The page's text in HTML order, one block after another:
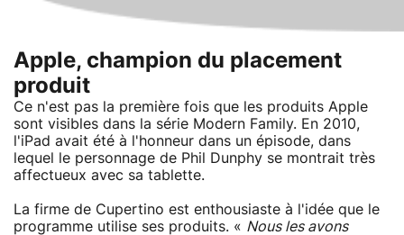
Apple, champion du placement
produit
Ce n'est pas la première fois que les produits Apple
sont visibles dans la série Modern Family. En 2010,
l'iPad avait été à l'honneur dans un épisode, dans
lequel le personnage de Phil Dunphy se montrait très
affectueux avec sa tablette.
La firme de Cupertino est enthousiaste à l'idée que le
programme utilise ses produits. « Nous les avons